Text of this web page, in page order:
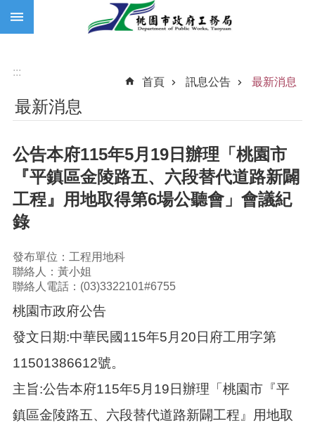
跳到主要內容區塊
:::
首頁
訊息公告 最新消息
最新消息
公告本府115年5月19日辦理「桃園市
『平鎮區金陵路五、六段替代道路新闢
工程』用地取得第6場公聽會」會議紀
錄
發布單位：工程用地科
聯絡人：黃小姐
聯絡人電話：(03)3322101#6755
桃園市政府公告
發文日期:中華民國115年5月20日府工用字第
11501386612號。
主旨:公告本府115年5月19日辦理「桃園市『平
鎮區金陵路五、六段替代道路新闢工程』用地取